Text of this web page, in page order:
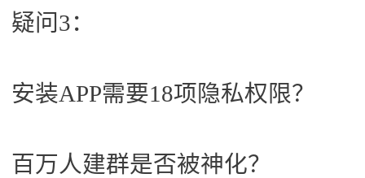
疑问3：
安装APP需要18项隐私权限？
百万人建群是否被神化？